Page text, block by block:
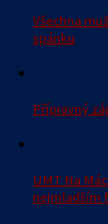
Všechna
spánku
Přípravný
UMT Na
nejmladším